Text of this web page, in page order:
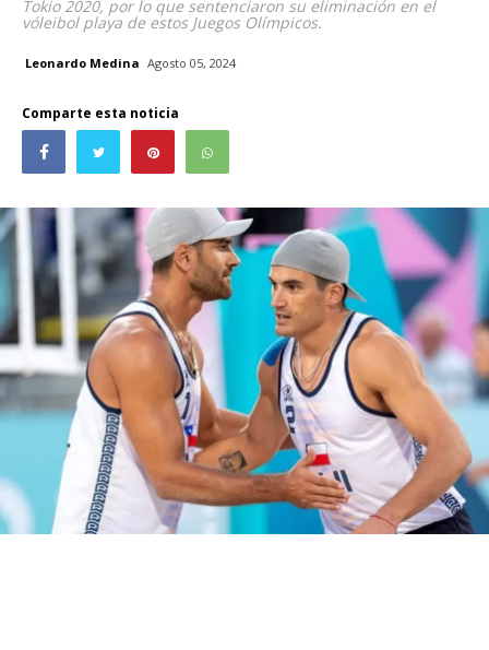
Tokio 2020, por lo que sentenciaron su eliminación en el
vóleibol playa de estos Juegos Olímpicos.
Leonardo Medina Agosto 05, 2024
Comparte esta noticia